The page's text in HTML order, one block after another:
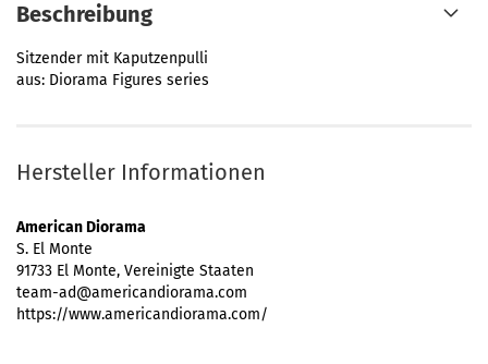
Beschreibung
Sitzender mit Kaputzenpulli
aus: Diorama Figures series
Hersteller Informationen
American Diorama
S. El Monte
91733 El Monte, Vereinigte Staaten
team-ad@americandiorama.com
https://www.americandiorama.com/